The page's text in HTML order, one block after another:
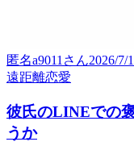
匿名a9011 さん2026/7/
遠距離恋愛
彼氏のLINEでの
うか